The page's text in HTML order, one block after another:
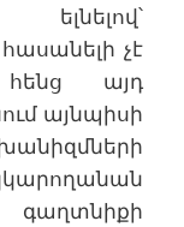
չէ
հենց այդ
այնպիսի